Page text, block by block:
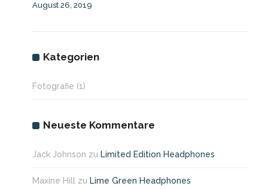
August 26, 2019
Kategorien
Fotografie (1)
Neueste Kommentare
Jack Johnson zu Limited Edition Headphones
Maxine Hill zu Lime Green Headphones